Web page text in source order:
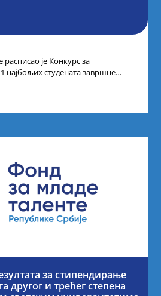
је Конкурс за
најбољих студената завршне
академских студија
за стипендирање
другог и трећег степена